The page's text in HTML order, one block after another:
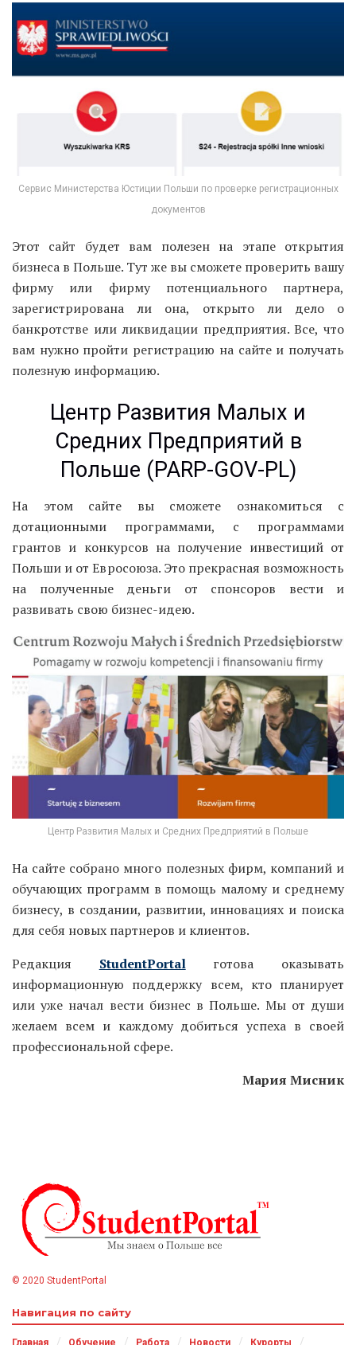
Сервис Министерства Юстиции Польши по проверке регистрационных
документов
Этот сайт будет вам полезен на этапе открытия
бизнеса в Польше. Тут же вы сможете проверить вашу
фирму или фирму потенциального партнера,
зарегистрирована ли она, открыто ли дело о
банкротстве или ликвидации предприятия. Все, что
вам нужно пройти регистрацию на сайте и получать
полезную информацию.
Центр Развития Малых и
Средних Предприятий в
Польше (PARP-GOV-PL)
На этом сайте вы сможете ознакомиться с
дотационными программами, с программами
грантов и конкурсов на получение инвестиций от
Польши и от Евросоюза. Это прекрасная возможность
на полученные деньги от спонсоров вести и
развивать свою бизнес-идею.
Центр Развития Малых и Средних Предприятий в Польше
На сайте собрано много полезных фирм, компаний и
обучающих программ в помощь малому и среднему
бизнесу, в создании, развитии, инновациях и поиска
для себя новых партнеров и клиентов.
Редакция StudentPortalготова оказывать
информационную поддержку всем, кто планирует
или уже начал вести бизнес в Польше. Мы от души
желаем всем и каждому добиться успеха в своей
профессиональной сфере.
Мария Мисник
© 2020 StudentPortal
Навигация по сайту
Главная Обучение Работа Новости Курорты